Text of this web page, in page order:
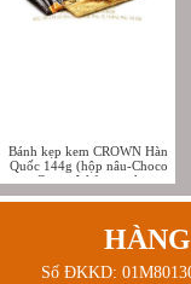
Bánh kẹp kem CROWN Hàn
Quốc 144g (hộp nâu-Choco
Cream Wafers with
Hazelnuts)
Số ĐKKD: